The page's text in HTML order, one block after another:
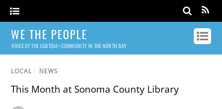
WE THE PEOPLE
VOICE OF THE LGBTQIA+ COMMUNITY IN THE NORTH BAY
LOCAL / NEWS
This Month at Sonoma County Library